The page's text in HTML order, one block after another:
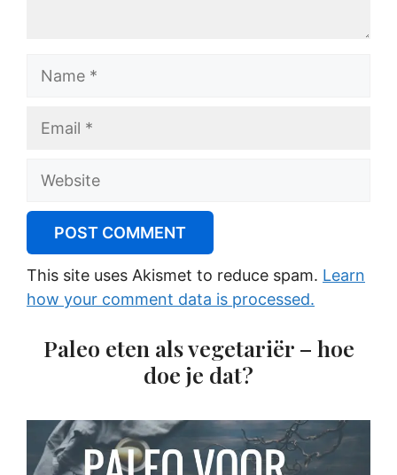
Name
Email
Website
This site uses Akismet to reduce spam. Learn
how your comment data is processed.
Paleo eten als vegetariër – hoe
doe je dat?